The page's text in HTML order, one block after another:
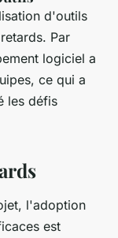
d'outils
Par
logiciel a
ce qui a
les défis
l'adoption
est